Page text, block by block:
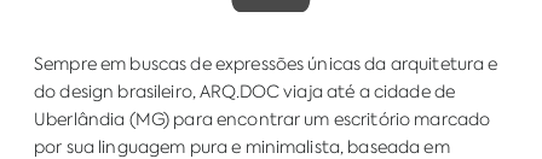
Sempre em buscas de expressões únicas da arquitetura e
do design brasileiro, ARQ.DOC viaja até a cidade de
Uberlândia (MG) para encontrar um escritório marcado
por sua linguagem pura e minimalista, baseada em